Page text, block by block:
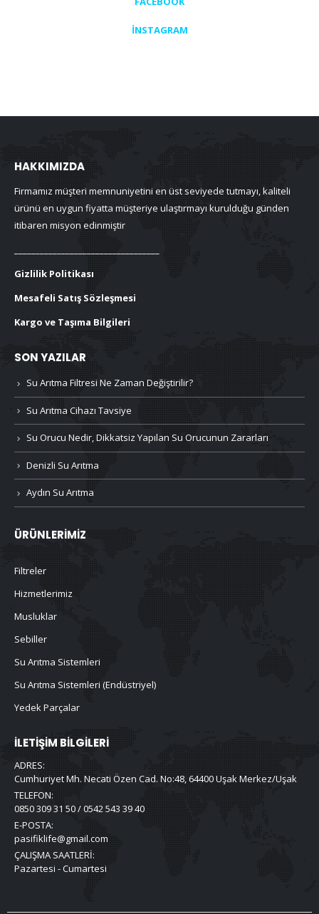
İNSTAGRAM
HAKKIMIZDA
Firmamız müşteri memnuniyetini en üst seviyede tutmayı, kaliteli
ürünü en uygun fiyatta müşteriye ulaştırmayı kurulduğu günden
itibaren misyon edinmiştir
Gizlilik Politikası
Mesafeli Satış Sözleşmesi
Kargo ve Taşıma Bilgileri
SON YAZILAR
Su Arıtma Filtresi Ne Zaman Değiştirilir?
Su Arıtma Cihazı Tavsiye
Su Orucu Nedir, Dikkatsiz Yapılan Su Orucunun Zararları
Denizli Su Arıtma
Aydın Su Arıtma
ÜRÜNLERIMIZ
Filtreler
Hizmetlerimiz
Musluklar
Sebiller
Su Arıtma Sistemleri
Su Arıtma Sistemleri (Endüstriyel)
Yedek Parçalar
İLETIŞIM BILGILERI
ADRES:
Cumhuriyet Mh. Necati Özen Cad. No:48, 64400 Uşak Merkez/Uşak
TELEFON:
0850 309 31 50 / 0542 543 39 40
E-POSTA:
pasifiklife@gmail.com
ÇALIŞMA SAATLERI:
Pazartesi - Cumartesi